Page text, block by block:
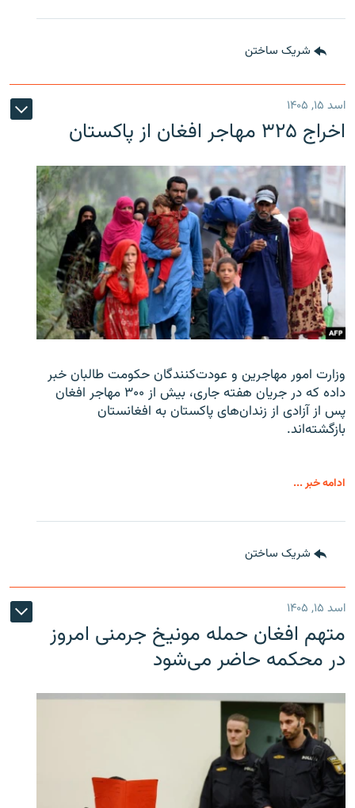
شریک ساختن
اسد ۱۵, ۱۴۰۵
اخراج ۳۲۵ مهاجر افغان از پاکستان
وزارت امور مهاجرین و عودت‌کنندگان حکومت طالبان خبر
داده که در جریان هفته جاری، بیش از ۳۰۰ مهاجر افغان
پس از آزادی از زندان‌های پاکستان به افغانستان
بازگشته‌اند.
ادامه خبر ...
شریک ساختن
اسد ۱۵, ۱۴۰۵
متهم افغان حمله مونیخ جرمنی امروز
در محکمه حاضر می‌شود